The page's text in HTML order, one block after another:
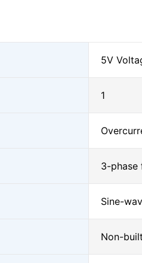
5V
1
3-phase
Sine-
Non-